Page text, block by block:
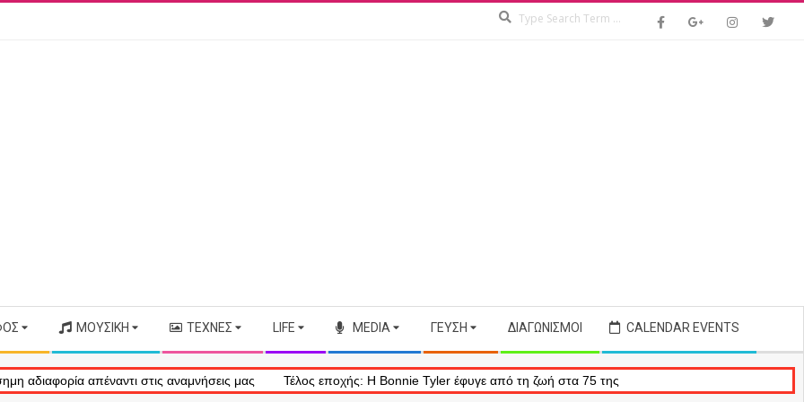
ΜΟΥΣΙΚΉ ΤΈΧΝΕΣ LIFE MEDIA ΓΕΎΣΗ ΔΙΑΓΩΝΙΣΜΟΊ CALENDAR EVENTS
αναμνήσεις μας Τέλος εποχής: Η Bonnie Tyler έφυγε από τη ζωή στα 75 της